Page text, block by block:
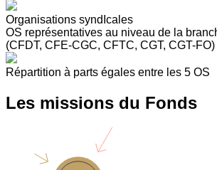
Organisations syndIcales
OS représentatives au niveau de la
(CFDT, CFE-CGC, CFTC, CGT, CGT-FO)
Répartition à parts égales entre les 5 OS
Les missions du Fonds